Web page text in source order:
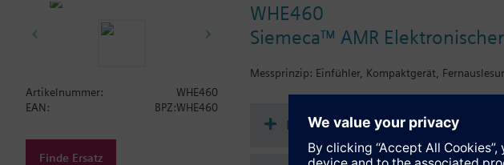
WHE460
Siemeca™ AMR
Messprinzip: Einfühler, Kompaktgerät,
Artikelnummer:
WHE460
EAN:
BPZ:WHE460
Finde Ersatz
Dokumente